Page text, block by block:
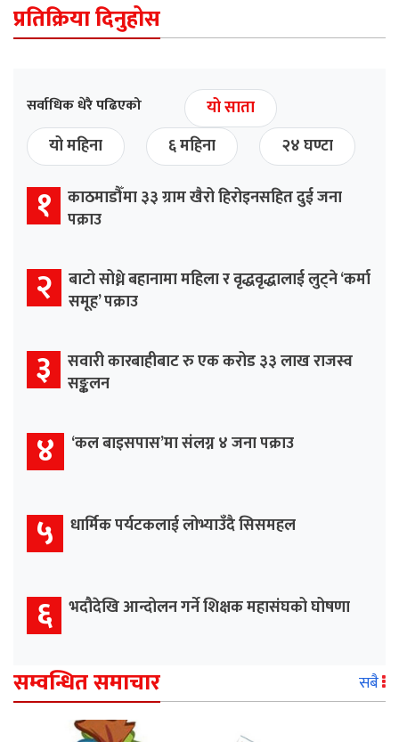
प्रतिक्रिया दिनुहोस
सर्वाधिक धेरै पढिएको
यो साता
यो महिना
६ महिना २४ घण्टा
१
काठमाडौँमा ३३ ग्राम खैरो हिरोइनसहित दुई जना
पक्राउ
२
बाटो सोध्ने बहानामा महिला र वृद्धवृद्धालाई लुट्ने ‘कर्मा
समूह’ पक्राउ
३
सवारी कारबाहीबाट रु एक करोड ३३ लाख राजस्व
सङ्कलन
४ ‘कल बाइसपास’मा संलग्न ४ जना पक्राउ
५ धार्मिक पर्यटकलाई लोभ्याउँदै सिसमहल
६ भदौदेखि आन्दोलन गर्ने शिक्षक महासंघको घोषणा
सम्वन्धित समाचार सबै